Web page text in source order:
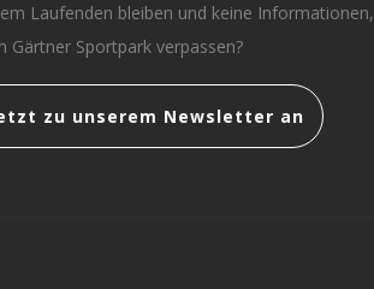
Laufenden bleiben und keine Informationen,
Gärtner Sportpark verpassen?
zu unserem Newsletter an